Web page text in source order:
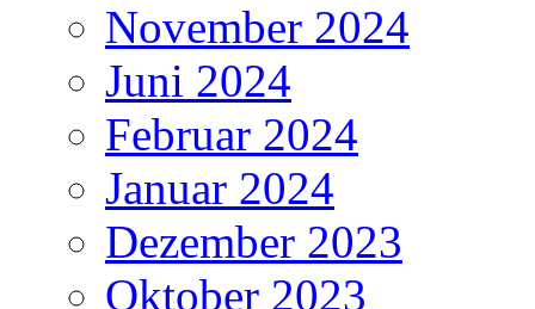
November 2024
Juni 2024
Februar 2024
Januar 2024
Dezember 2023
Oktober 2023